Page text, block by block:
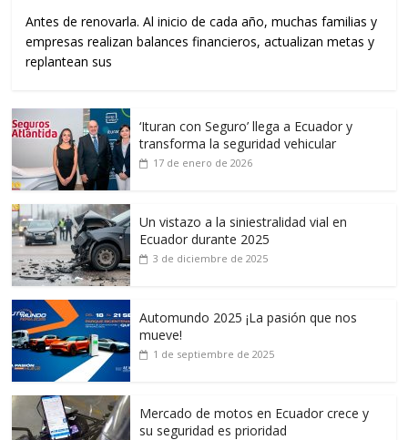
Antes de renovarla. Al inicio de cada año, muchas familias y
empresas realizan balances financieros, actualizan metas y
replantean sus
‘Ituran con Seguro’ llega a Ecuador y
transforma la seguridad vehicular
17 de enero de 2026
Un vistazo a la siniestralidad vial en
Ecuador durante 2025
3 de diciembre de 2025
Automundo 2025 ¡La pasión que nos
mueve!
1 de septiembre de 2025
Mercado de motos en Ecuador crece y
su seguridad es prioridad